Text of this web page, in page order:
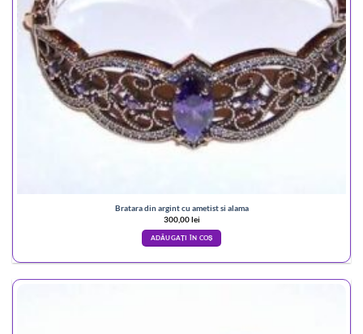
Bratara din argint cu ametist si alama
300,00lei
ADĂUGAȚI ÎN COȘ